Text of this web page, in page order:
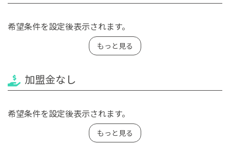
希望条件を設定後表示されます。
もっと見る
加盟金なし
希望条件を設定後表示されます。
もっと見る